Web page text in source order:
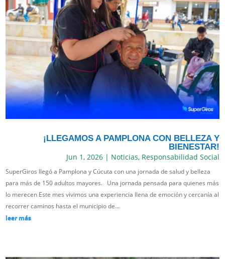
¡LLEGAMOS A PAMPLONA CON BELLEZA Y
BIENESTAR!
Jun 1, 2026| Noticias, Responsabilidad Social
SuperGiros llegó a Pamplona y Cúcuta con una jornada de salud y belleza
para más de 150 adultos mayores. Una jornada pensada para quienes más
lo merecen Este mes vivimos una experiencia llena de emoción y cercanía al
recorrer caminos hasta el municipio de...
leer más